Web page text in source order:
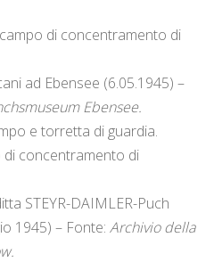
di concentramento di
ad Ebensee (6.05.1945) –
Ebensee.
e torretta di guardia.
di concentramento di
STEYR-DAIMLER-Puch
1945) – Fonte: Archivio della